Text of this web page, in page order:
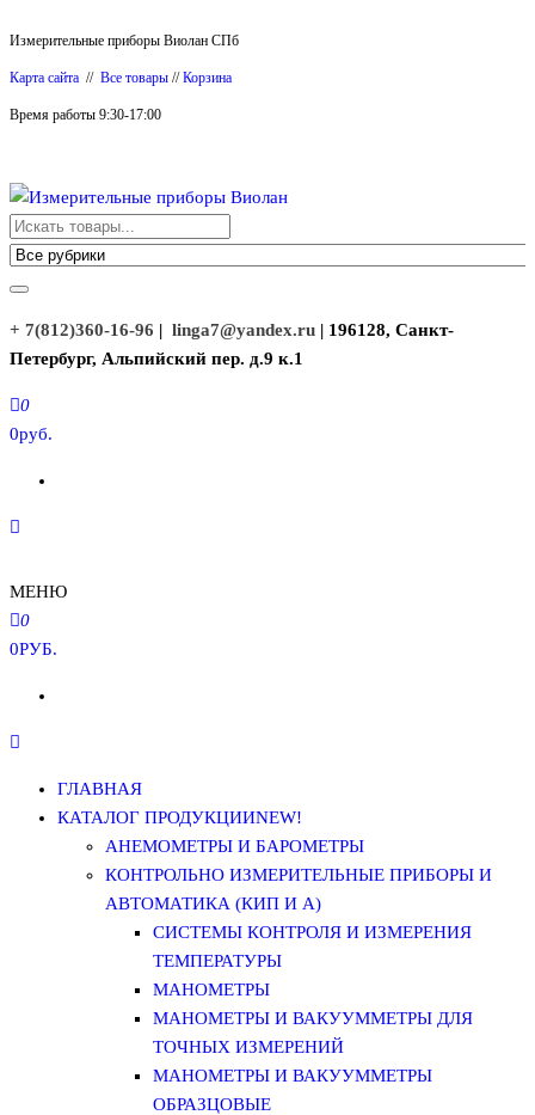
к
содержимому
Измерительные приборы Виолан СПб
Карта сайта // Все товары //Корзина
Время работы 9:30-17:00
Измерительные приборы Виолан
+ 7(812)360-16-96 | linga7@yandex.ru | 196128, Санкт-
Петербург, Альпийский пер. д.9 к.1
0
0руб.
МЕНЮ
0
0РУБ.
ГЛАВНАЯ
КАТАЛОГ ПРОДУКЦИИNEW!
АНЕМОМЕТРЫ И БАРОМЕТРЫ
КОНТРОЛЬНО ИЗМЕРИТЕЛЬНЫЕ ПРИБОРЫ И
АВТОМАТИКА (КИП И А)
СИСТЕМЫ КОНТРОЛЯ И ИЗМЕРЕНИЯ
ТЕМПЕРАТУРЫ
МАНОМЕТРЫ
МАНОМЕТРЫ И ВАКУУММЕТРЫ ДЛЯ
ТОЧНЫХ ИЗМЕРЕНИЙ
МАНОМЕТРЫ И ВАКУУММЕТРЫ
ОБРАЗЦОВЫЕ